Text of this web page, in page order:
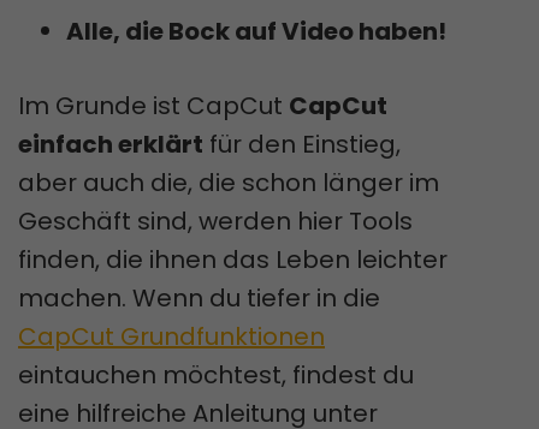
Alle, die Bock auf Video haben!
Im Grunde ist CapCut CapCut
einfach erklärt für den Einstieg,
aber auch die, die schon länger im
Geschäft sind, werden hier Tools
finden, die ihnen das Leben leichter
machen. Wenn du tiefer in die
CapCut Grundfunktionen
eintauchen möchtest, findest du
eine hilfreiche Anleitung unter